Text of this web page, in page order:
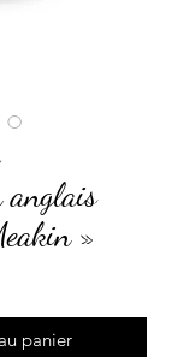
anglais
»
panier